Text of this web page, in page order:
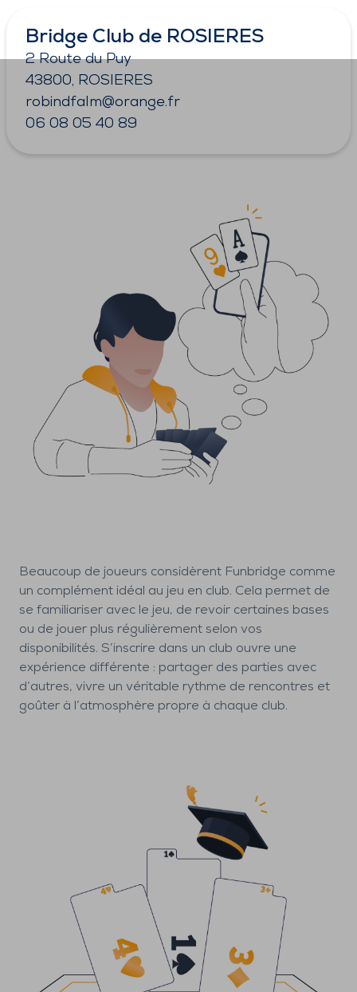
Bridge Club de ROSIERES
2 Route du Puy
43800, ROSIERES
robindfalm@orange.fr
06 08 05 40 89
Beaucoup de joueurs considèrent Funbridge comme
un complément idéal au jeu en club. Cela permet de
se familiariser avec le jeu, de revoir certaines bases
ou de jouer plus régulièrement selon vos
disponibilités. S’inscrire dans un club ouvre une
expérience différente : partager des parties avec
d’autres, vivre un véritable rythme de rencontres et
goûter à l’atmosphère propre à chaque club.